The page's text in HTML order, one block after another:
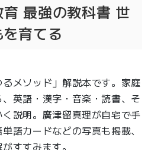
最強の教科書 世
育てる
メソッド」解説本です。家庭
英語・漢字・音楽・読書、そ
説明。廣津留真理が自宅で手
語カードなどの写真も掲載、
すすみます。